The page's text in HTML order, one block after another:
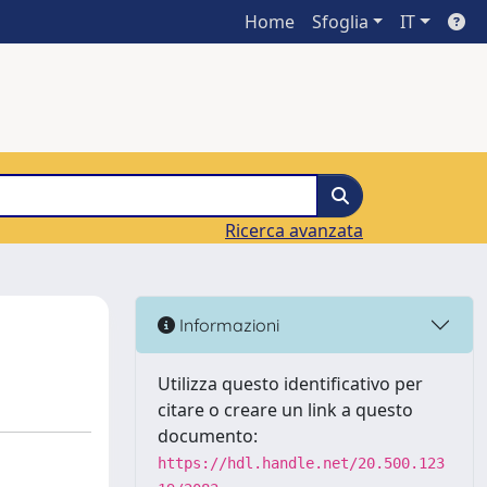
Home Sfoglia IT
Ricerca avanzata
Informazioni
Utilizza questo identificativo per
citare o creare un link a questo
documento:
https://hdl.handle.net/20.500.123